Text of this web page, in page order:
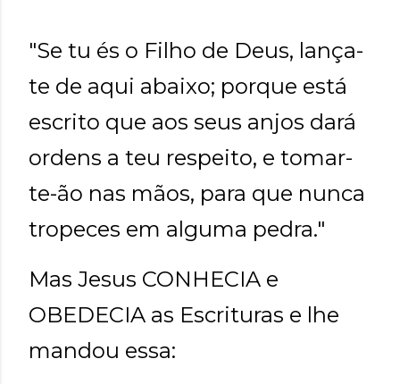
"Se tu és o Filho de Deus, lança-
te de aqui abaixo; porque está
escrito que aos seus anjos dará
ordens a teu respeito, e tomar-
te-ão nas mãos, para que nunca
tropeces em alguma pedra."
Mas Jesus CONHECIA e
OBEDECIA as Escrituras e lhe
mandou essa: